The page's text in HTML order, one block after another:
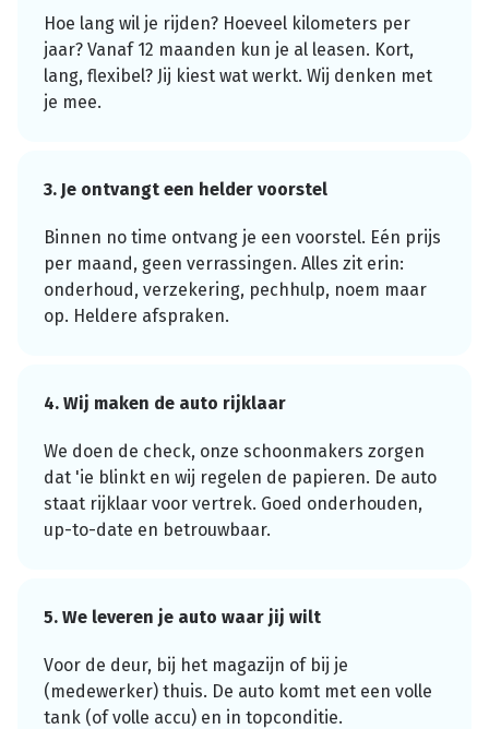
Hoe lang wil je rijden? Hoeveel kilometers per
jaar? Vanaf 12 maanden kun je al leasen. Kort,
lang, flexibel? Jij kiest wat werkt. Wij denken met
je mee.
3. Je ontvangt een helder voorstel
Binnen no time ontvang je een voorstel. Eén prijs
per maand, geen verrassingen. Alles zit erin:
onderhoud, verzekering, pechhulp, noem maar
op. Heldere afspraken.
4. Wij maken de auto rijklaar
We doen de check, onze schoonmakers zorgen
dat 'ie blinkt en wij regelen de papieren. De auto
staat rijklaar voor vertrek. Goed onderhouden,
up-to-date en betrouwbaar.
5. We leveren je auto waar jij wilt
Voor de deur, bij het magazijn of bij je
(medewerker) thuis. De auto komt met een volle
tank (of volle accu) en in topconditie.